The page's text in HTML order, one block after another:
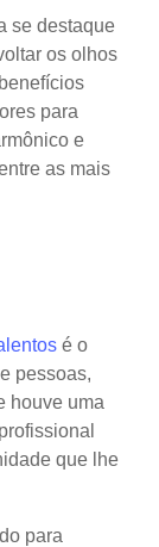
se destaque
os olhos
para
e
as mais
é o
pessoas,
houve uma
que lhe
para